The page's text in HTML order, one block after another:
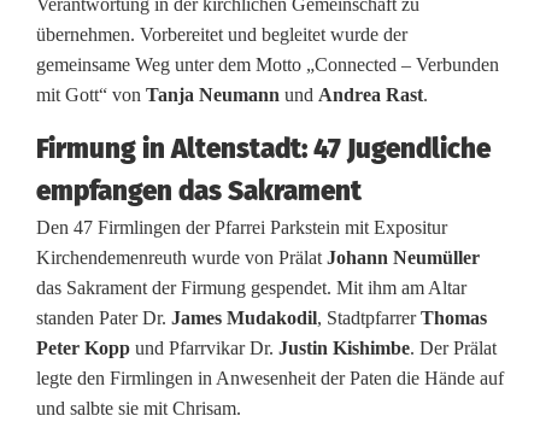
m
u
g
i
n
P
a
r
Verantwortung in der kirchlichen Gemeinschaft zu
übernehmen. Vorbereitet und begleitet wurde der
gemeinsame Weg unter dem Motto „Connected – Verbunden
mit Gott“ von Tanja Neumann und Andrea Rast.
Firmung in Altenstadt: 47 Jugendliche
empfangen das Sakrament
Den 47 Firmlingen der Pfarrei Parkstein mit Expositur
Kirchendemenreuth wurde von Prälat Johann Neumüller
das Sakrament der Firmung gespendet. Mit ihm am Altar
standen Pater Dr. James Mudakodil, StadtpfarrerThomas
Peter Kopp und Pfarrvikar Dr. Justin Kishimbe. Der Prälat
legte den Firmlingen in Anwesenheit der Paten die Hände auf
und salbte sie mit Chrisam.